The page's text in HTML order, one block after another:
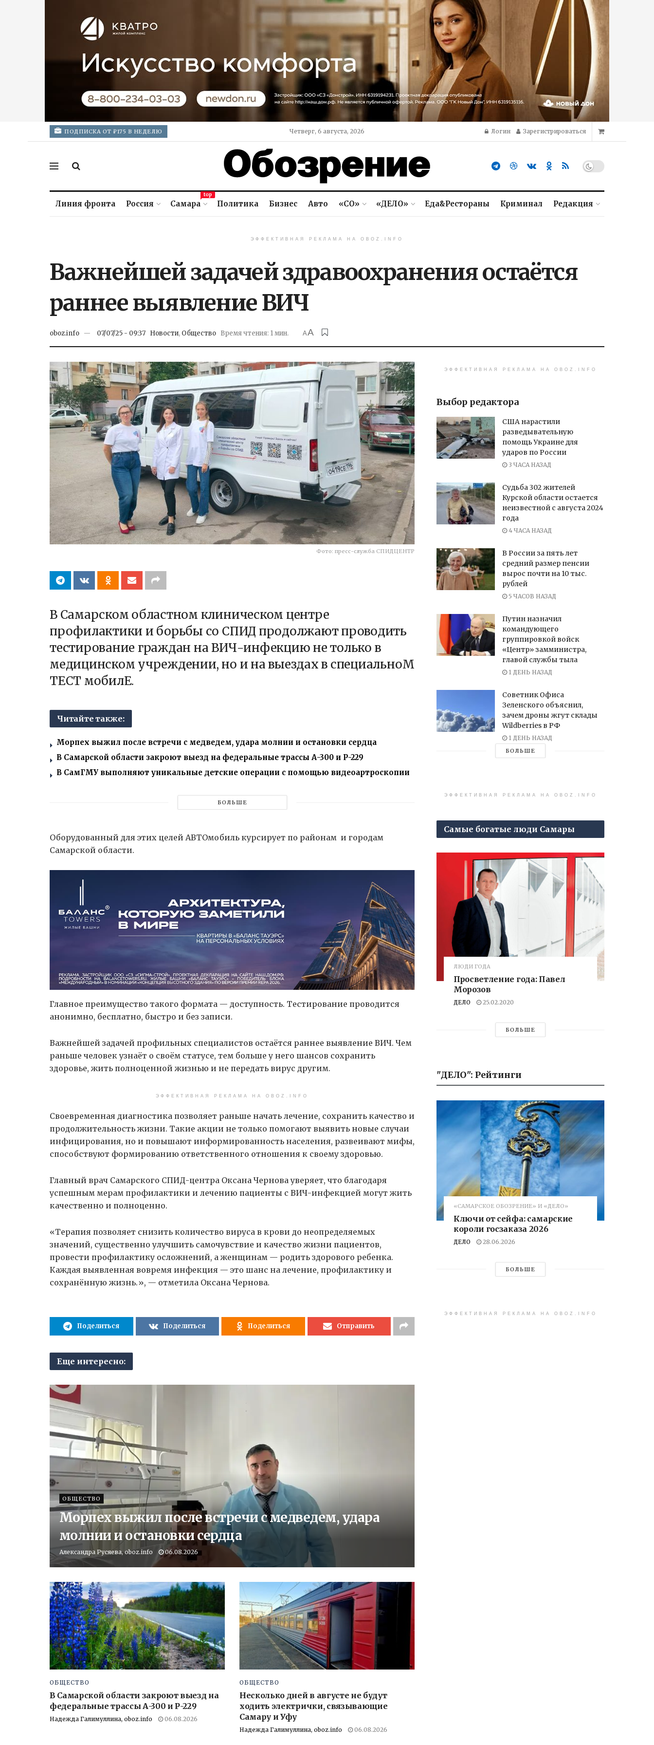
ПОДПИСКА ОТ ₽175 В НЕДЕЛЮ Четверг, 6 августа, 2026 Логин Зарегистрироваться
Линия фронта Россия Самара
top
Политика Бизнес Авто «СО» «ДЕЛО» Еда&Рестораны Криминал Редакция
ЭФФЕКТИВНАЯ РЕКЛАМА НА OBOZ.INFO
Важнейшей задачей здравоохранения остаётся
раннее выявление ВИЧ
oboz.info 07/07/25 - 09:37 Новости, Общество Время чтения: 1 мин. AA
Фото: пресс-служба СПИДЦЕНТР
В Самарском областном клиническом центре
профилактики и борьбы со СПИД продолжают проводить
тестирование граждан на ВИЧ-инфекцию не только в
медицинском учреждении, но и на выездах в специальноМ
ТЕСТ мобилЕ.
Читайте также:
Морпех выжил после встречи с медведем, удара молнии и остановки сердца
В Самарской области закроют выезд на федеральные трассы А-300 и Р-229
В СамГМУ выполняют уникальные детские операции с помощью видеоартроскопии
БОЛЬШЕ
Оборудованный для этих целей АВТОмобиль курсирует по районам и городам
Самарской области.
Главное преимущество такого формата — доступность. Тестирование проводится
анонимно, бесплатно, быстро и без записи.
Важнейшей задачей профильных специалистов остаётся раннее выявление ВИЧ. Чем
раньше человек узнаёт о своём статусе, тем больше у него шансов сохранить
здоровье, жить полноценной жизнью и не передать вирус другим.
ЭФФЕКТИВНАЯ РЕКЛАМА НА OBOZ.INFO
Своевременная диагностика позволяет раньше начать лечение, сохранить качество и
продолжительность жизни. Такие акции не только помогают выявить новые случаи
инфицирования, но и повышают информированность населения, развеивают мифы,
способствуют формированию ответственного отношения к своему здоровью.
Главный врач Самарского СПИД-центра Оксана Чернова уверяет, что благодаря
успешным мерам профилактики и лечению пациенты с ВИЧ-инфекцией могут жить
качественно и полноценно.
«Терапия позволяет снизить количество вируса в крови до неопределяемых
значений, существенно улучшить самочувствие и качество жизни пациентов,
провести профилактику осложнений, а женщинам — родить здорового ребенка.
Каждая выявленная вовремя инфекция — это шанс на лечение, профилактику и
сохранённую жизнь.», — отметила Оксана Чернова.
Поделиться Поделиться Поделиться Отправить
Еще интересно:
ОБЩЕСТВО
Морпех выжил после встречи с медведем, удара
молнии и остановки сердца
Александра Русяева, oboz.info 06.08.2026
ОБЩЕСТВО
В Самарской области закроют выезд на
федеральные трассы А-300 и Р-229
Надежда Галимуллина, oboz.info 06.08.2026
ОБЩЕСТВО
Несколько дней в августе не будут
ходить электрички, связывающие
Самару и Уфу
Надежда Галимуллина, oboz.info 06.08.2026
ЭФФЕКТИВНАЯ РЕКЛАМА НА OBOZ.INFO
Выбор редактора
США нарастили
разведывательную
помощь Украине для
ударов по России
3 ЧАСА НАЗАД
Судьба 302 жителей
Курской области остается
неизвестной с августа 2024
года
4 ЧАСА НАЗАД
В России за пять лет
средний размер пенсии
вырос почти на 10 тыс.
рублей
5 ЧАСОВ НАЗАД
Путин назначил
командующего
группировкой войск
«Центр» замминистра,
главой службы тыла
1 ДЕНЬ НАЗАД
Советник Офиса
Зеленского объяснил,
зачем дроны жгут склады
Wildberries в РФ
1 ДЕНЬ НАЗАД
БОЛЬШЕ
ЭФФЕКТИВНАЯ РЕКЛАМА НА OBOZ.INFO
Самые богатые люди Самары
ЛЮДИ ГОДА
Просветление года: Павел
Морозов
ДЕЛО 25.02.2020
БОЛЬШЕ
"ДЕЛО": Рейтинги
«САМАРСКОЕ ОБОЗРЕНИЕ» И «ДЕЛО»
Ключи от сейфа: самарские
короли госзаказа 2026
ДЕЛО 28.06.2026
БОЛЬШЕ
ЭФФЕКТИВНАЯ РЕКЛАМА НА OBOZ.INFO